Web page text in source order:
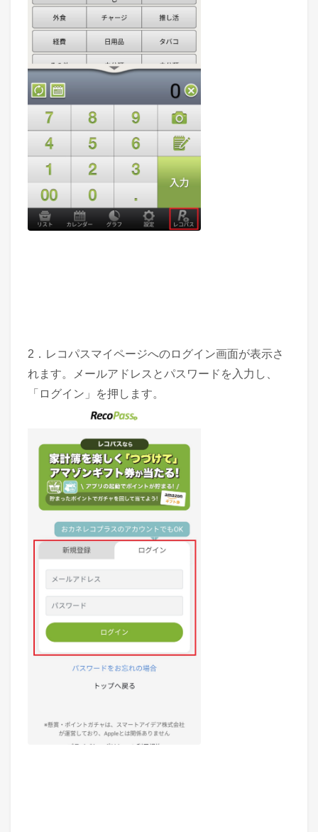
2．レコパスマイページへのログイン画面が表示さ
れます。メールアドレスとパスワードを入力し、
「ログイン」を押します。